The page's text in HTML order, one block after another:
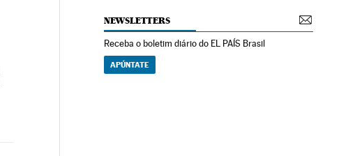
NEWSLETTERS
Receba o boletim diário do EL PAÍS Brasil
APÚNTATE